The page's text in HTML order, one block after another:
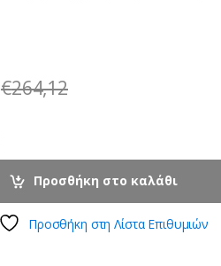
€264,12
Προσθήκη στο καλάθι
Προσθήκη στη Λίστα Επιθυμιών